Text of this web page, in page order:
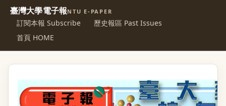
臺灣大學電子報NTU E-PAPER
訂閱本報 Subscribe
歷史報區 Past Issues
首頁 HOME